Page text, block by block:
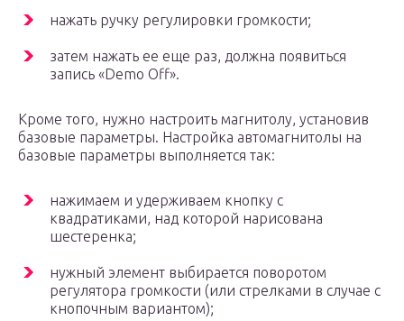
нажать ручку регулировки громкости;
затем нажать ее еще раз, должна появиться
запись «Demo Off».
Кроме того, нужно настроить магнитолу, установив
базовые параметры. Настройка автомагнитолы на
базовые параметры выполняется так:
нажимаем и удерживаем кнопку с
квадратиками, над которой нарисована
шестеренка;
нужный элемент выбирается поворотом
регулятора громкости (или стрелками в случае с
кнопочным вариантом);